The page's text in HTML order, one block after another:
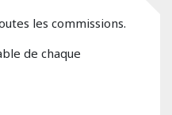
les commissions.
de chaque